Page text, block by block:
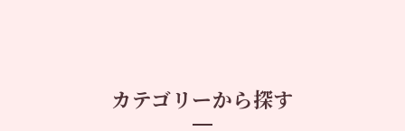
カテゴリーから探す